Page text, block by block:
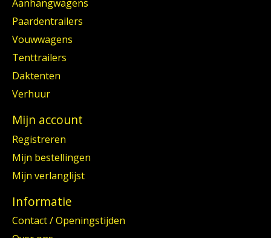
Aanhangwagens
Paardentrailers
Vouwwagens
Tenttrailers
Daktenten
Verhuur
Mijn account
Registreren
Mijn bestellingen
Mijn verlanglijst
Informatie
Contact / Openingstijden